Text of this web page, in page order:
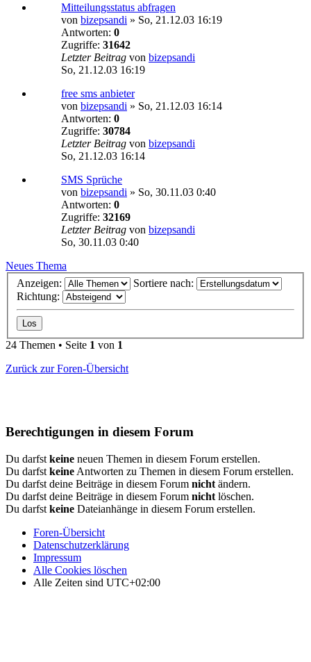
Mitteilungsstatus abfragen
von bizepsandi » So, 21.12.03 16:19
Antworten: 0
Zugriffe: 31642
Letzter Beitrag von bizepsandi
So, 21.12.03 16:19
free sms anbieter
von bizepsandi » So, 21.12.03 16:14
Antworten: 0
Zugriffe: 30784
Letzter Beitrag von bizepsandi
So, 21.12.03 16:14
SMS Sprüche
von bizepsandi » So, 30.11.03 0:40
Antworten: 0
Zugriffe: 32169
Letzter Beitrag von bizepsandi
So, 30.11.03 0:40
Neues Thema
Anzeigen:
Sortiere nach:
Richtung:
24 Themen • Seite 1 von 1
Zurück zur Foren-Übersicht
Berechtigungen in diesem Forum
Du darfst keine neuen Themen in diesem Forum erstellen.
Du darfst keine Antworten zu Themen in diesem Forum erstellen.
Du darfst deine Beiträge in diesem Forum nicht ändern.
Du darfst deine Beiträge in diesem Forum nicht löschen.
Du darfst keine Dateianhänge in diesem Forum erstellen.
Foren-Übersicht
Datenschutzerklärung
Impressum
Alle Cookies löschen
Alle Zeiten sind UTC+02:00